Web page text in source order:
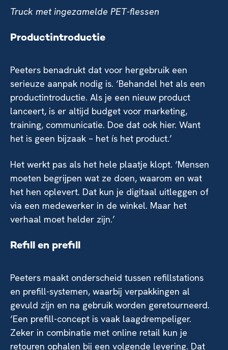
Truck met ingezamelde PET-flessen
Productintroductie
Peeters benadrukt dat voor hergebruik een
serieuze aanpak nodig is. ‘Behandel het als een
productintroductie. Als je een nieuw product
lanceert, is er altijd budget voor marketing,
training, communicatie. Doe dat ook hier. Want
het is geen bijzaak – het ís het product.’
Het werkt pas als het hele plaatje klopt. ‘Mensen
moeten begrijpen wat ze doen, waarom en wat
het hen oplevert. Dat kun je digitaal uitleggen of
via een medewerker in de winkel. Maar het
verhaal moet helder zijn.’
Refill en prefill
Peeters maakt onderscheid tussen refillstations
en prefill-systemen, waarbij verpakkingen al
gevuld zijn en na gebruik worden geretourneerd.
‘Een prefill-concept is vaak laagdrempeliger.
Zeker in combinatie met online retail kun je
retouren ophalen bij een volgende levering. Dat